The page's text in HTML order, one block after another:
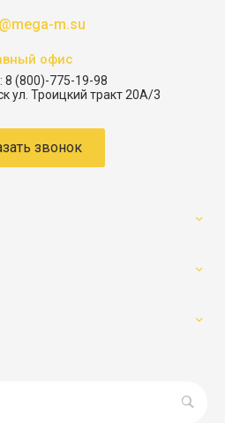
m.su
офис
8 (800)-775-19-98
ул. Троицкий тракт 20А/3
звонок